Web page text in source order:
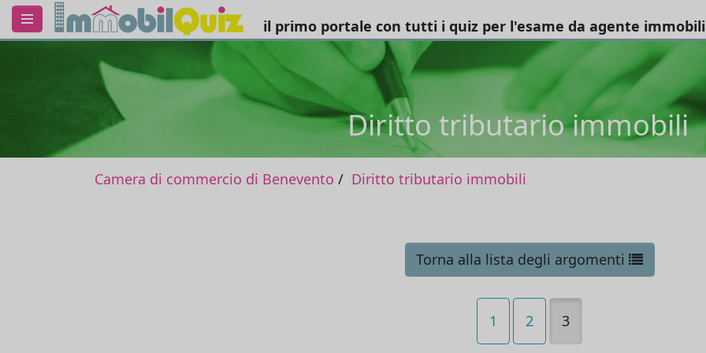
il primo portale con tutti i quiz per l'esame da agente
Diritto tributario immobili
Camera di commercio di Benevento Diritto tributario immobili
Torna alla lista degli argomenti
1 2 3